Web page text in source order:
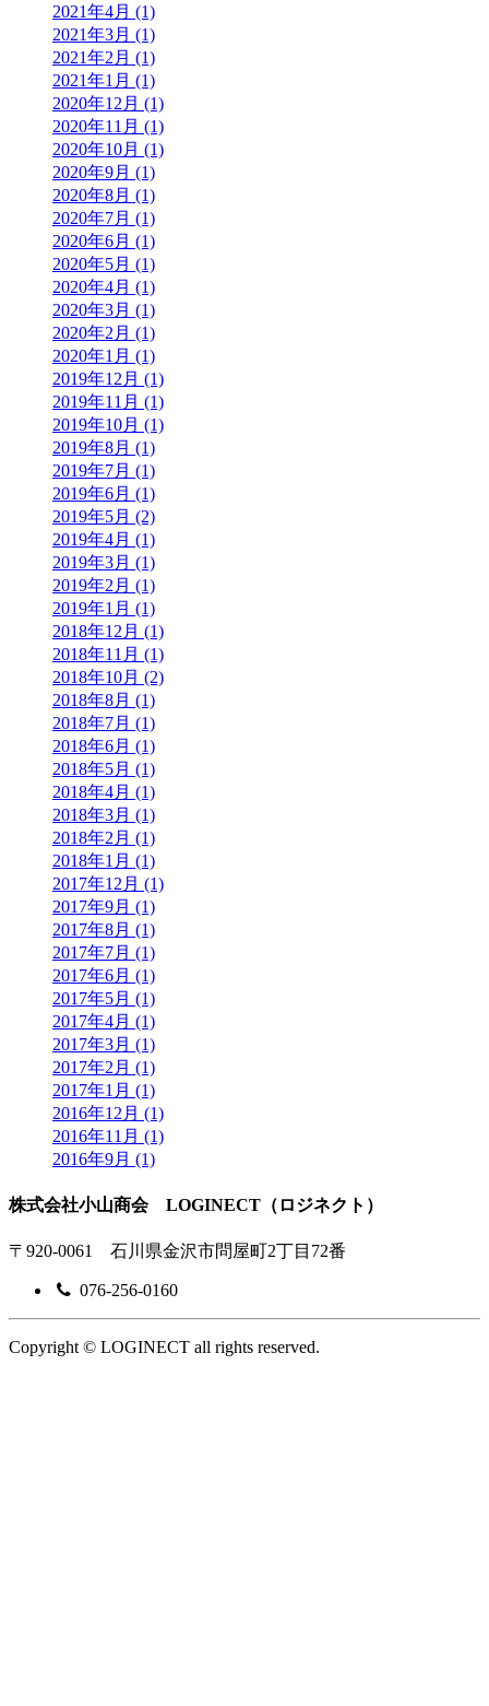
2021年4月 (1)
2021年3月 (1)
2021年2月 (1)
2021年1月 (1)
2020年12月 (1)
2020年11月 (1)
2020年10月 (1)
2020年9月 (1)
2020年8月 (1)
2020年7月 (1)
2020年6月 (1)
2020年5月 (1)
2020年4月 (1)
2020年3月 (1)
2020年2月 (1)
2020年1月 (1)
2019年12月 (1)
2019年11月 (1)
2019年10月 (1)
2019年8月 (1)
2019年7月 (1)
2019年6月 (1)
2019年5月 (2)
2019年4月 (1)
2019年3月 (1)
2019年2月 (1)
2019年1月 (1)
2018年12月 (1)
2018年11月 (1)
2018年10月 (2)
2018年8月 (1)
2018年7月 (1)
2018年6月 (1)
2018年5月 (1)
2018年4月 (1)
2018年3月 (1)
2018年2月 (1)
2018年1月 (1)
2017年12月 (1)
2017年9月 (1)
2017年8月 (1)
2017年7月 (1)
2017年6月 (1)
2017年5月 (1)
2017年4月 (1)
2017年3月 (1)
2017年2月 (1)
2017年1月 (1)
2016年12月 (1)
2016年11月 (1)
2016年9月 (1)
株式会社小山商会 LOGINECT（ロジネクト）
〒920-0061 石川県金沢市問屋町2丁目72番
076-256-0160
Copyright © LOGINECT all rights reserved.